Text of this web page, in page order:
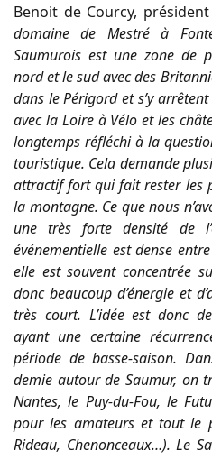
Benoit de Courcy,
domaine de Mestré à
Saumurois est une zone de
nord et le sud avec des
dans le Périgord et s’y arrêtent
avec la Loire à Vélo et les
longtemps réfléchi à la
touristique. Cela demande
attractif fort qui fait rester les
la montagne. Ce que nous
une très forte densité de
événementielle est dense
elle est souvent concentrée
donc beaucoup d’énergie et
très court. L’idée est donc
ayant une certaine
période de basse-saison.
demie autour de Saumur, on
Nantes, le Puy-du-Fou, le
pour les amateurs et tout le
Rideau, Chenonceaux…). Le